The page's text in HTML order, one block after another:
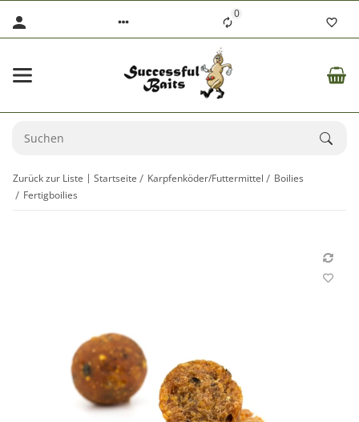
0
Zurück zur Liste Startseite Karpfenköder/Futtermittel
Boilies
Fertigboilies